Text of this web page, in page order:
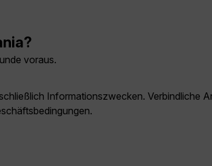
voraus.
Informationszwecken. Verbindliche